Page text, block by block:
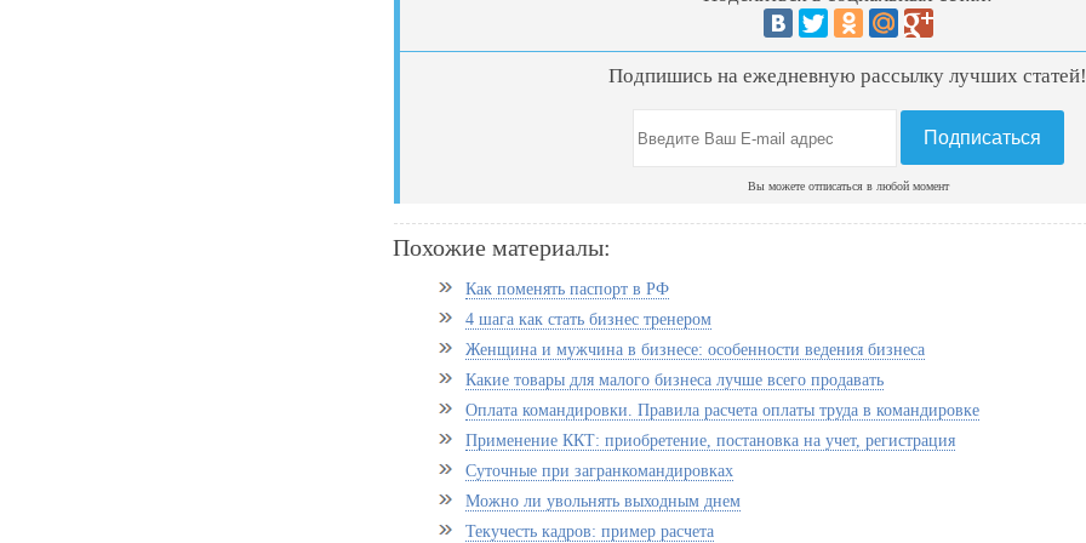
Подпишись на ежедневную рассылку лучших
Вы можете отписаться в любой момент
Похожие материалы:
Как поменять паспорт в РФ
4 шага как стать бизнес тренером
Женщина и мужчина в бизнесе: особенности ведения бизнеса
Какие товары для малого бизнеса лучше всего продавать
Оплата командировки. Правила расчета оплаты труда в командировке
Применение ККТ: приобретение, постановка на учет, регистрация
Суточные при загранкомандировках
Можно ли увольнять выходным днем
Текучесть кадров: пример расчета